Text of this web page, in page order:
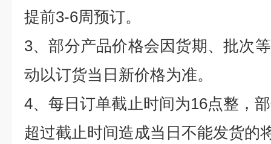
提前3-6周预订。
3、部分产品价格会因货期、批次
动以订货当日新价格为准。
4、每日订单截止时间为16点整，
超过截止时间造成当日不能发货的